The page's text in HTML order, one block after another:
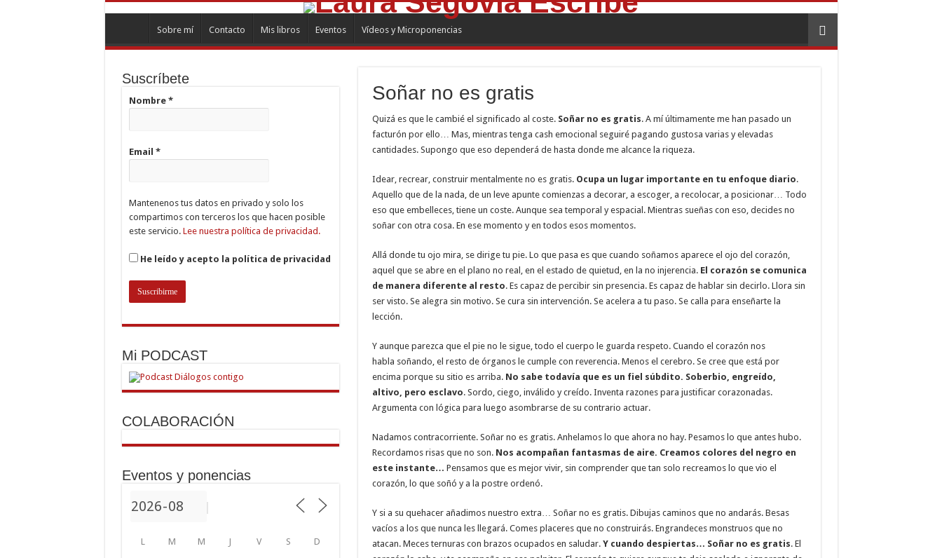
Sobre mí Contacto Mis libros Eventos Vídeos y Microponencias
Soñar no es gratis
Quizá es que le cambié el significado al coste. Soñar no es gratis. A mí últimamente me han pasado un
facturón por ello… Mas, mientras tenga cash emocional seguiré pagando gustosa varias y elevadas
cantidades. Supongo que eso dependerá de hasta donde me alcance la riqueza.
Idear, recrear, construir mentalmente no es gratis. Ocupa un lugar importante en tu enfoque diario.
Aquello que de la nada, de un leve apunte comienzas a decorar, a escoger, a recolocar, a posicionar… Todo
eso que embelleces, tiene un coste. Aunque sea temporal y espacial. Mientras sueñas con eso, decides no
soñar con otra cosa. En ese momento y en todos esos momentos.
Allá donde tu ojo mira, se dirige tu pie. Lo que pasa es que cuando soñamos aparece el ojo del corazón,
aquel que se abre en el plano no real, en el estado de quietud, en la no injerencia. El corazón se comunica
de manera diferente al resto. Es capaz de percibir sin presencia. Es capaz de hablar sin decirlo. Llora sin
ser visto. Se alegra sin motivo. Se cura sin intervención. Se acelera a tu paso. Se calla para enseñarte la
lección.
Y aunque parezca que el pie no le sigue, todo el cuerpo le guarda respeto. Cuando el corazón nos
habla soñando, el resto de órganos le cumple con reverencia. Menos el cerebro. Se cree que está por
encima porque su sitio es arriba. No sabe todavía que es un fiel súbdito. Soberbio, engreído,
altivo, pero esclavo. Sordo, ciego, inválido y creído. Inventa razones para justificar corazonadas.
Argumenta con lógica para luego asombrarse de su contrario actuar.
Nadamos contracorriente. Soñar no es gratis. Anhelamos lo que ahora no hay. Pesamos lo que antes hubo.
Recordamos risas que no son. Nos acompañan fantasmas de aire. Creamos colores del negro en
este instante… Pensamos que es mejor vivir, sin comprender que tan solo recreamos lo que vio el
corazón, lo que soñó y a la postre ordenó.
Y si a su quehacer añadimos nuestro extra… Soñar no es gratis. Dibujas caminos que no andarás. Besas
vacíos a los que nunca les llegará. Comes placeres que no construirás. Engrandeces monstruos que no
atacan. Meces ternuras con brazos ocupados en saludar. Y cuando despiertas… Soñar no es gratis. El
Suscríbete
Nombre *
Email *
Mantenenos tus datos en privado y solo los
compartimos con terceros los que hacen posible
este servicio. Lee nuestra política de privacidad.
He leído y acepto la política de privacidad
Mi PODCAST
COLABORACIÓN
Eventos y ponencias
L M M J V S D